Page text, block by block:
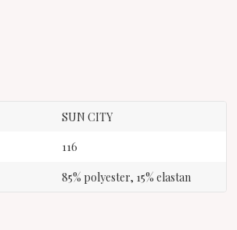
SUN CITY
116
85% polyester, 15% elastan